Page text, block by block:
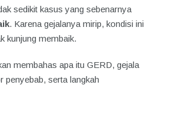
sedikit kasus yang sebenarnya
. Karena gejalanya mirip, kondisi ini
kunjung membaik.
membahas apa itu GERD, gejala
penyebab, serta langkah